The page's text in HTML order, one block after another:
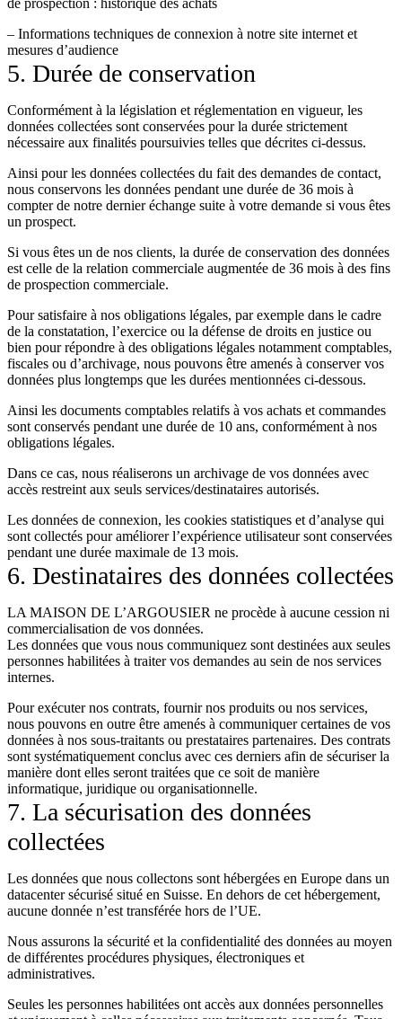
– Informations techniques de connexion à notre site internet et
mesures d’audience
5. Durée de conservation
Conformément à la législation et réglementation en vigueur, les
données collectées sont conservées pour la durée strictement
nécessaire aux finalités poursuivies telles que décrites ci-dessus.
Ainsi pour les données collectées du fait des demandes de contact,
nous conservons les données pendant une durée de 36 mois à
compter de notre dernier échange suite à votre demande si vous êtes
un prospect.
Si vous êtes un de nos clients, la durée de conservation des données
est celle de la relation commerciale augmentée de 36 mois à des fins
de prospection commerciale.
Pour satisfaire à nos obligations légales, par exemple dans le cadre
de la constatation, l’exercice ou la défense de droits en justice ou
bien pour répondre à des obligations légales notamment comptables,
fiscales ou d’archivage, nous pouvons être amenés à conserver vos
données plus longtemps que les durées mentionnées ci-dessous.
Ainsi les documents comptables relatifs à vos achats et commandes
sont conservés pendant une durée de 10 ans, conformément à nos
obligations légales.
Dans ce cas, nous réaliserons un archivage de vos données avec
accès restreint aux seuls services/destinataires autorisés.
Les données de connexion, les cookies statistiques et d’analyse qui
sont collectés pour améliorer l’expérience utilisateur sont conservées
pendant une durée maximale de 13 mois.
6. Destinataires des données collectées
LA MAISON DE L’ARGOUSIER ne procède à aucune cession ni
commercialisation de vos données.
Les données que vous nous communiquez sont destinées aux seules
personnes habilitées à traiter vos demandes au sein de nos services
internes.
Pour exécuter nos contrats, fournir nos produits ou nos services,
nous pouvons en outre être amenés à communiquer certaines de vos
données à nos sous-traitants ou prestataires partenaires. Des contrats
sont systématiquement conclus avec ces derniers afin de sécuriser la
manière dont elles seront traitées que ce soit de manière
informatique, juridique ou organisationnelle.
7. La sécurisation des données
collectées
Les données que nous collectons sont hébergées en Europe dans un
datacenter sécurisé situé en Suisse. En dehors de cet hébergement,
aucune donnée n’est transférée hors de l’UE.
Nous assurons la sécurité et la confidentialité des données au moyen
de différentes procédures physiques, électroniques et
administratives.
Seules les personnes habilitées ont accès aux données personnelles